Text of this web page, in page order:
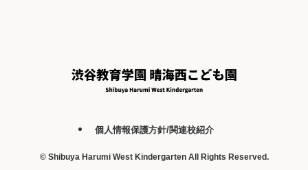
個人情報保護方針/関連校紹介
©Shibuya Harumi West Kindergarten All Rights Reserved.